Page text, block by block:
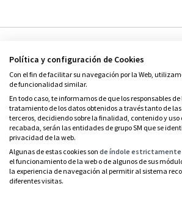
© Grupo SM
Condiciones de uso
Política de privacidad
Política de cookies
Política y configuración de Cookies
Con el fin de facilitar su navegación por la Web,
de funcionalidad similar.
En todo caso, te informamos de que los responsables de
tratamiento de los datos obtenidos a través tanto de
terceros, decidiendo sobre la finalidad, contenido y
recabada, serán las entidades de grupo SM que se
privacidad de la web.
Algunas de estas cookies son de índole
el funcionamiento de la web o de algunos de sus
la experiencia de navegación al permitir al sistema
diferentes visitas.